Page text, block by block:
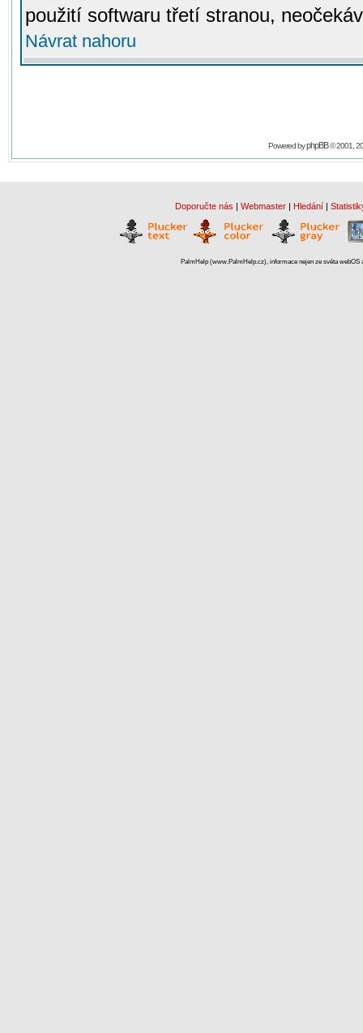
použití softwaru třetí stranou,
Návrat nahoru
Powered byphpBB© 2001,
Doporučte nás | Webmaster | Hledání |
PalmHelp (www.PalmHelp.cz), informace nejen ze světa